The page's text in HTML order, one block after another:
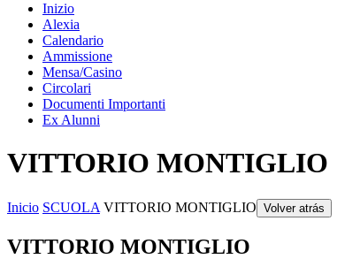
Inizio
Alexia
Calendario
Ammissione
Mensa/Casino
Circolari
Documenti Importanti
Ex Alunni
VITTORIO MONTIGLIO
Inicio SCUOLA VITTORIO MONTIGLIO Volver atrás
VITTORIO MONTIGLIO